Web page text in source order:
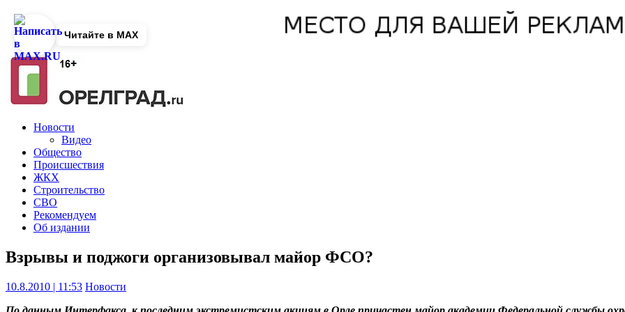
Новости
Видео
Общество
Происшествия
ЖКХ
Строительство
СВО
Рекомендуем
Об издании
Взрывы и поджоги организовывал майор ФСО?
10.8.2010 | 11:53 Новости
Читайте в MAX